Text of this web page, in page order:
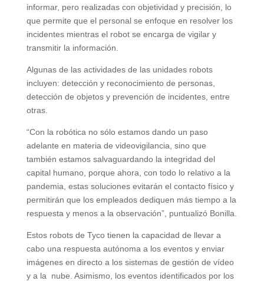
informar, pero realizadas con objetividad y precisión, lo
que permite que el personal se enfoque en resolver los
incidentes mientras el robot se encarga de vigilar y
transmitir la información.
Algunas de las actividades de las unidades robots
incluyen: detección y reconocimiento de personas,
detección de objetos y prevención de incidentes, entre
otras.
“Con la robótica no sólo estamos dando un paso
adelante en materia de videovigilancia, sino que
también estamos salvaguardando la integridad del
capital humano, porque ahora, con todo lo relativo a la
pandemia, estas soluciones evitarán el contacto físico y
permitirán que los empleados dediquen más tiempo a la
respuesta y menos a la observación”, puntualizó Bonilla.
Estos robots de Tyco tienen la capacidad de llevar a
cabo una respuesta autónoma a los eventos y enviar
imágenes en directo a los sistemas de gestión de vídeo
y a la nube. Asimismo, los eventos identificados por los